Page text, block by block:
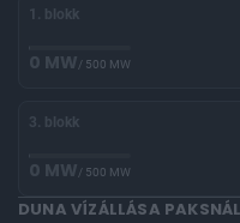
1. blokk
0 MW/ 500 MW
3. blokk
0 MW/ 500 MW
DUNA VÍZÁLLÁSA PAKSNÁL